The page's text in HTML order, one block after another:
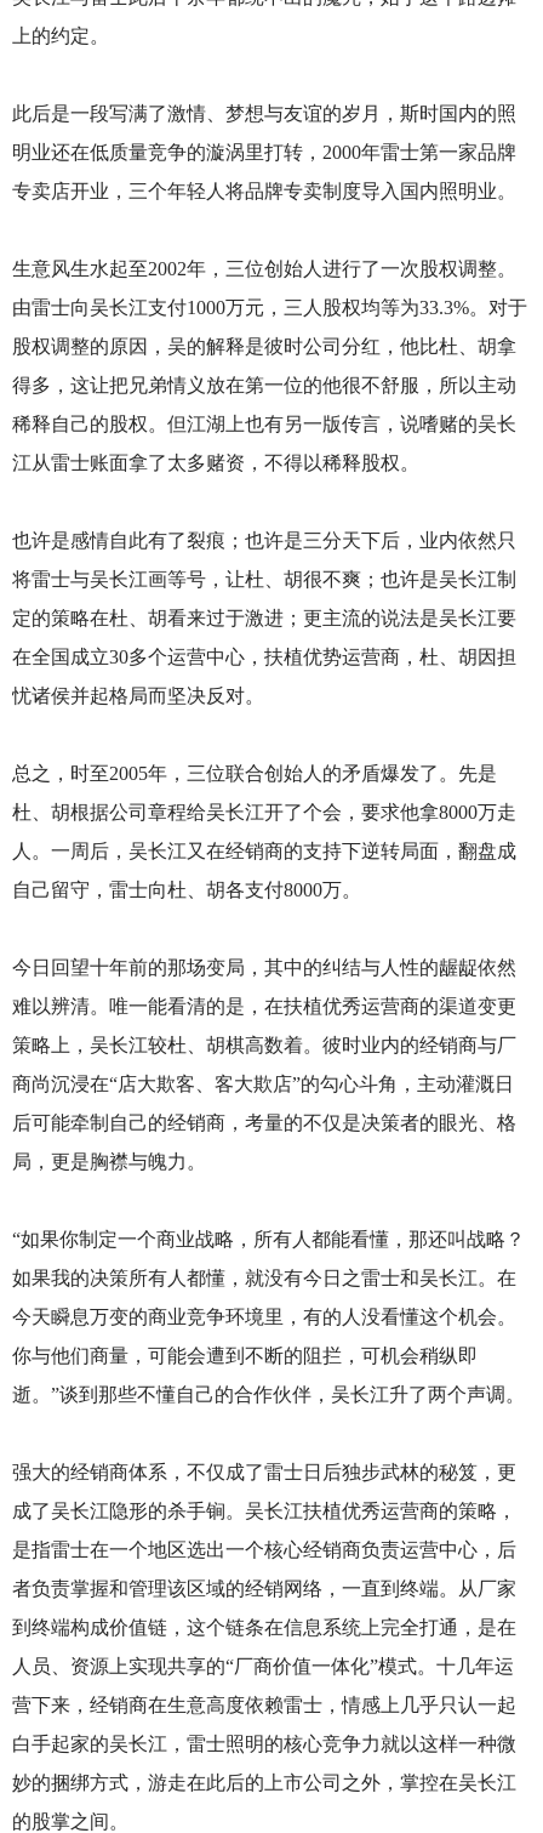
上的约定。
此后是一段写满了激情、梦想与友谊的岁月，斯时国内的照
明业还在低质量竞争的漩涡里打转，2000年雷士第一家品牌
专卖店开业，三个年轻人将品牌专卖制度导入国内照明业。
生意风生水起至2002年，三位创始人进行了一次股权调整。
由雷士向吴长江支付1000万元，三人股权均等为33.3%。对于
股权调整的原因，吴的解释是彼时公司分红，他比杜、胡拿
得多，这让把兄弟情义放在第一位的他很不舒服，所以主动
稀释自己的股权。但江湖上也有另一版传言，说嗜赌的吴长
江从雷士账面拿了太多赌资，不得以稀释股权。
也许是感情自此有了裂痕；也许是三分天下后，业内依然只
将雷士与吴长江画等号，让杜、胡很不爽；也许是吴长江制
定的策略在杜、胡看来过于激进；更主流的说法是吴长江要
在全国成立30多个运营中心，扶植优势运营商，杜、胡因担
忧诸侯并起格局而坚决反对。
总之，时至2005年，三位联合创始人的矛盾爆发了。先是
杜、胡根据公司章程给吴长江开了个会，要求他拿8000万走
人。一周后，吴长江又在经销商的支持下逆转局面，翻盘成
自己留守，雷士向杜、胡各支付8000万。
今日回望十年前的那场变局，其中的纠结与人性的龌龊依然
难以辨清。唯一能看清的是，在扶植优秀运营商的渠道变更
策略上，吴长江较杜、胡棋高数着。彼时业内的经销商与厂
商尚沉浸在“店大欺客、客大欺店”的勾心斗角，主动灌溉日
后可能牵制自己的经销商，考量的不仅是决策者的眼光、格
局，更是胸襟与魄力。
“如果你制定一个商业战略，所有人都能看懂，那还叫战略？
如果我的决策所有人都懂，就没有今日之雷士和吴长江。在
今天瞬息万变的商业竞争环境里，有的人没看懂这个机会。
你与他们商量，可能会遭到不断的阻拦，可机会稍纵即
逝。”谈到那些不懂自己的合作伙伴，吴长江升了两个声调。
强大的经销商体系，不仅成了雷士日后独步武林的秘笈，更
成了吴长江隐形的杀手锏。吴长江扶植优秀运营商的策略，
是指雷士在一个地区选出一个核心经销商负责运营中心，后
者负责掌握和管理该区域的经销网络，一直到终端。从厂家
到终端构成价值链，这个链条在信息系统上完全打通，是在
人员、资源上实现共享的“厂商价值一体化”模式。十几年运
营下来，经销商在生意高度依赖雷士，情感上几乎只认一起
白手起家的吴长江，雷士照明的核心竞争力就以这样一种微
妙的捆绑方式，游走在此后的上市公司之外，掌控在吴长江
的股掌之间。